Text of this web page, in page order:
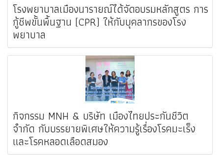
โรงพยาบาลเมืองนารายณ์ได้จัดอบรมหลักสูตร การ
กู้ชีพขั้นพื้นฐาน (CPR) ให้กับบุคลากรของโรง
พยาบาล
กิจกรรม MNH & บริษัท เมืองไทยประกันชีวิต
จำกัด กับบรรยายพิเศษให้ความรู้เรื่องโรคมะเร็ง
และโรคหลอดเลือดสมอง